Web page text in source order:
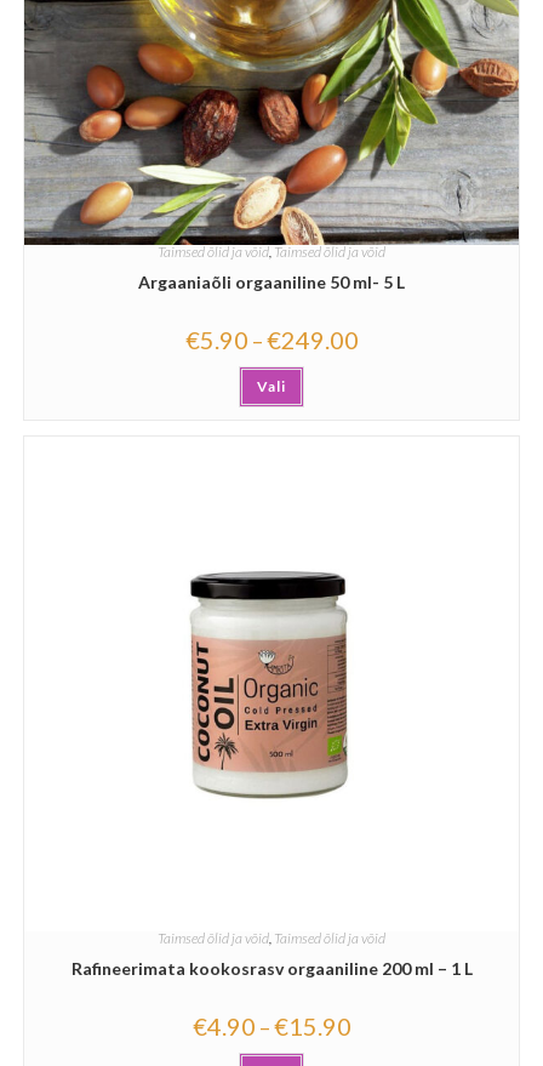
Taimsed õlid ja võid,Taimsed õlid ja võid
Argaaniaõli orgaaniline 50 ml- 5 L
€5.90 –€249.00
Vali
Taimsed õlid ja võid, Taimsed õlid ja võid
Rafineerimata kookosrasv orgaaniline 200 ml – 1 L
€4.90 –€15.90